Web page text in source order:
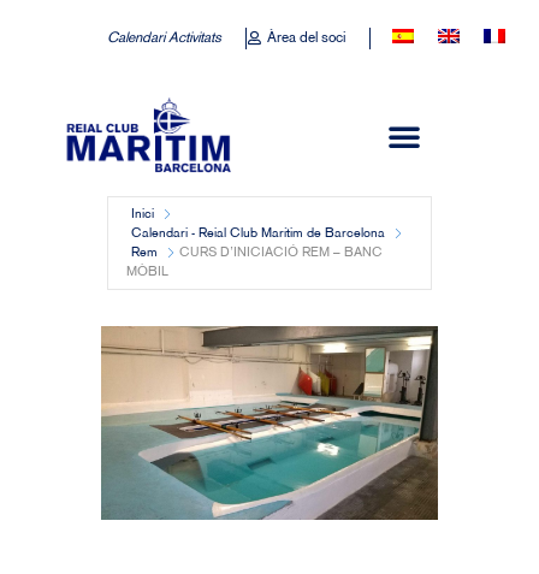
Calendari Activitats Àrea del soci
Inici
Calendari - Reial Club Marítim de Barcelona
Rem
CURS D’INICIACIÓ REM – BANC
MÒBIL